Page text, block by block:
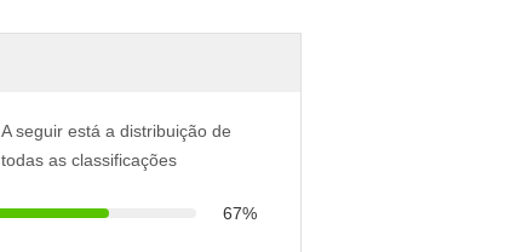
A seguir está a distribuição de
todas as classificações
67%